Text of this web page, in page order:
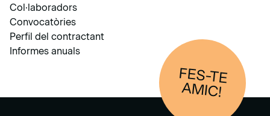
Col·laboradors
Convocatòries
Perfil del contractant
Informes anuals
FES-TE
AM
IC!